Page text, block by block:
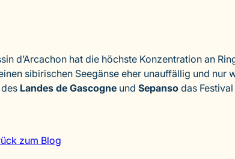
d’Arcachon hat die höchste Konzentration an
sibirischen Seegänse eher unauffällig und nur
Landes de Gascogne und Sepanso das
zum Blog